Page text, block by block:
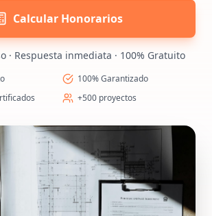
Calcular Honorarios
· Respuesta inmediata · 100% Gratuito
100% Garantizado
+500 proyectos